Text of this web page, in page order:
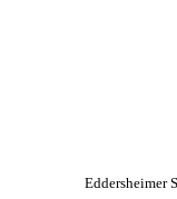
Eddersheimer